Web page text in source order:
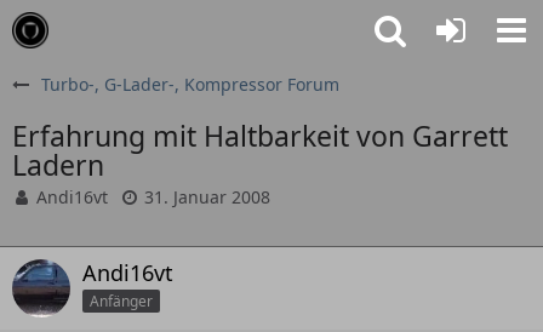
Turbo-, G-Lader-, Kompressor Forum
Erfahrung mit Haltbarkeit von Garrett
Ladern
Andi16vt 31. Januar 2008
Andi16vt
Anfänger